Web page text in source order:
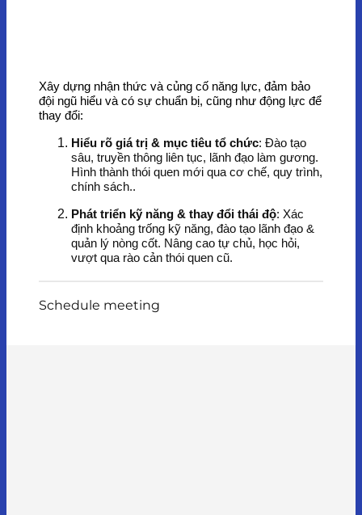
Xây dựng nhận thức và củng cố năng lực, đảm bảo
đội ngũ hiểu và có sự chuẩn bị, cũng như động lực để
thay đổi:
Hiểu rõ giá trị & mục tiêu tổ chức: Đào tạo
sâu, truyền thông liên tục, lãnh đạo làm gương.
Hình thành thói quen mới qua cơ chế, quy trình,
chính sách..
Phát triển kỹ năng & thay đổi thái độ: Xác
định khoảng trống kỹ năng, đào tạo lãnh đạo &
quản lý nòng cốt. Nâng cao tự chủ, học hỏi,
vượt qua rào cản thói quen cũ.
Schedule meeting